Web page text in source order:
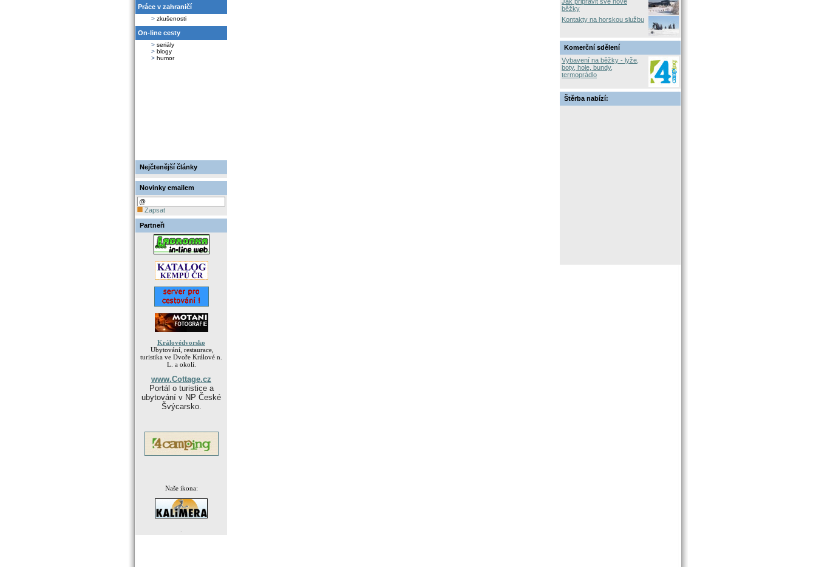
Práce v zahraničí
> zkušenosti
On-line cesty
> seriály
> blogy
> humor
Nejčtenější články
Novinky emailem
Zapsat
Partneři
Královédvorsko
Ubytování, restaurace,
turistika ve Dvoře Králové n.
L. a okolí.
www.Cottage.cz
Portál o turistice a
ubytování v NP České
Švýcarsko.
Naše ikona:
běžky
Kontakty na horskou službu
Komerční sdělení
Vybavení na běžky - lyže,
boty, hole, bundy,
termoprádlo
Štěrba nabízí: